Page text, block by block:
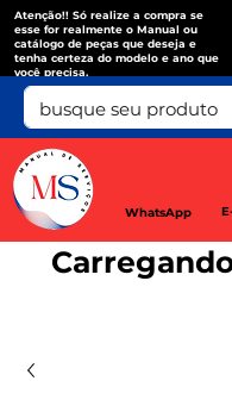
Atenção!! Só realize a compra se
esse for realmente o Manual ou
catálogo de peças que deseja e
tenha certeza do modelo e ano que
você precisa.
WhatsApp